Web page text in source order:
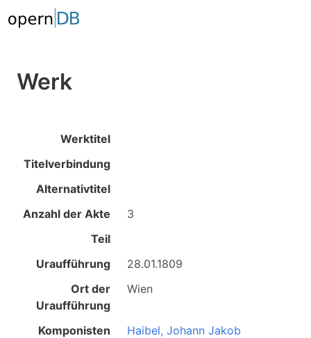
Werk
Werktitel
Titelverbindung
Alternativtitel
Anzahl der Akte
3
Teil
Uraufführung
28.01.1809
Ort der
Uraufführung
Wien
Komponisten
Haibel, Johann Jakob